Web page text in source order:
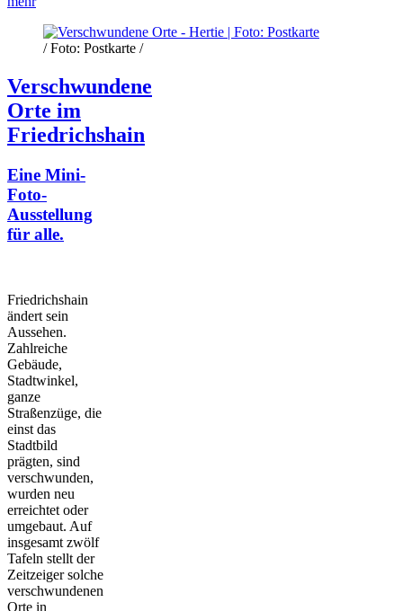
/ Foto: Postkarte /
Verschwundene
Orte im
Friedrichshain
Eine Mini-
Foto-
Ausstellung
für alle.
Friedrichshain
ändert sein
Aussehen.
Zahlreiche
Gebäude,
Stadtwinkel,
ganze
Straßenzüge, die
einst das
Stadtbild
prägten, sind
verschwunden,
wurden neu
erreichtet oder
umgebaut. Auf
insgesamt zwölf
Tafeln stellt der
Zeitzeiger solche
verschwundenen
Orte in